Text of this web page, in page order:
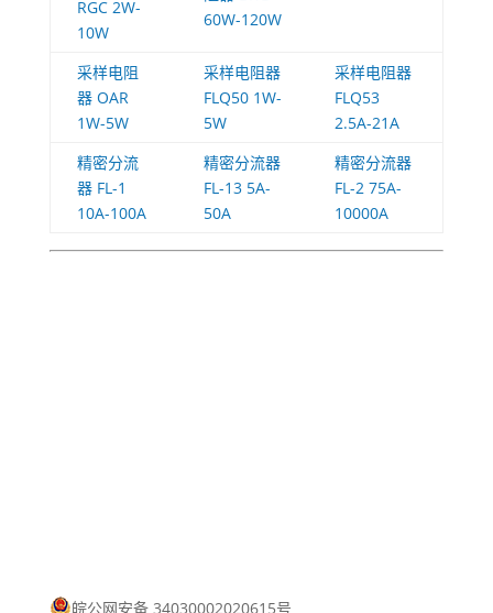
RGC 2W-
10W
60W-120W
采样电阻
器 OAR
1W-5W
采样电阻器
FLQ50 1W-
5W
采样电阻器
FLQ53
2.5A-21A
精密分流
器 FL-1
10A-100A
精密分流器
FL-13 5A-
50A
精密分流器
FL-2 75A-
10000A
皖公网安备 34030002020615号